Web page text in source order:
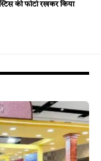
की फोटो रखकर किया